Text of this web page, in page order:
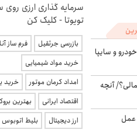
و سایپا
آنچه
عمل
سرمایه گذاری ارزی روی
تویوتا - کلیک کن
بازرسی جرثقیل
فرم ساز
خرید مواد شیمیایی
امداد کرمان موتور
خرید
اقتصاد ایرانی
بهترین
ارز دیجیتال
بلیط اتوبوس